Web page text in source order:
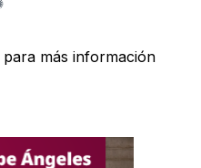
para más información